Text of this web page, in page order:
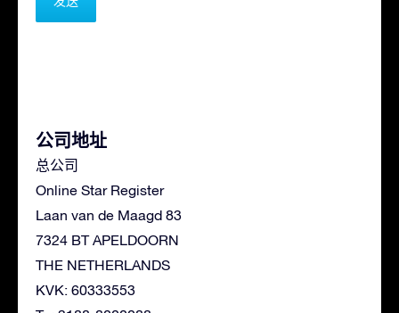
公司地址
总公司
Online Star Register
Laan van de Maagd 83
7324 BT APELDOORN
THE NETHERLANDS
KVK: 60333553